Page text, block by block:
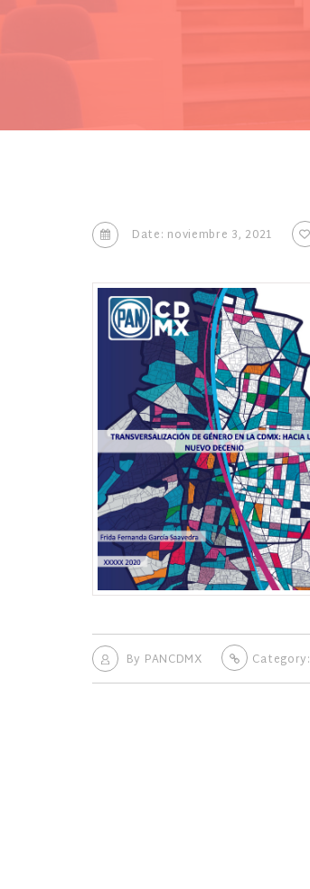
Date: noviembre 3, 2021
By PANCDMX Category: